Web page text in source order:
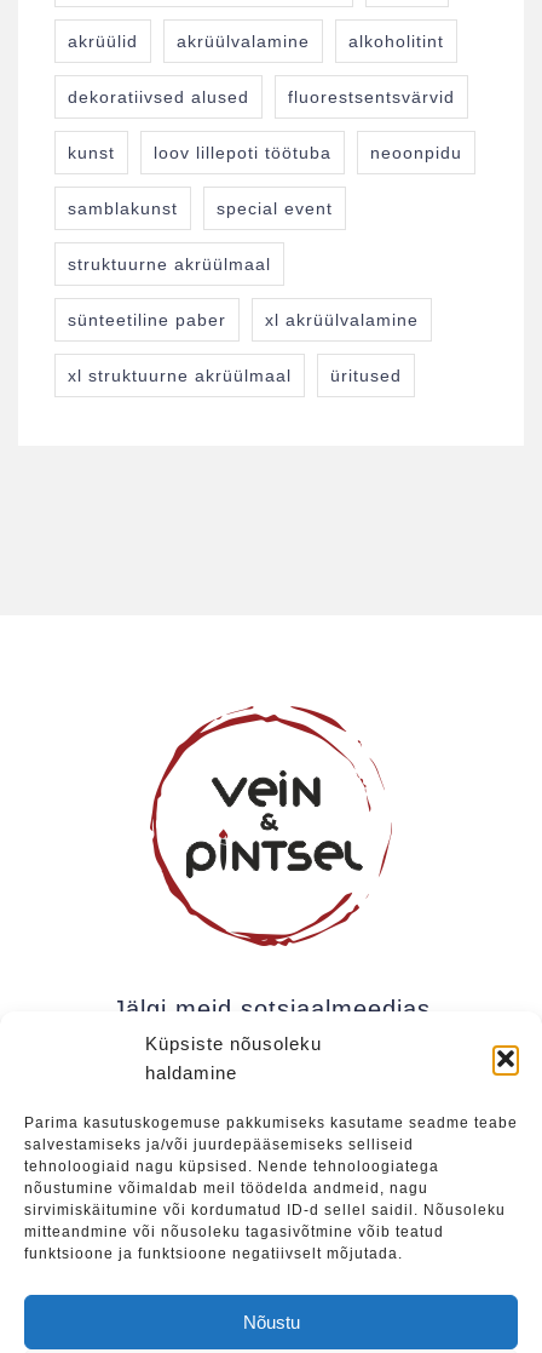
Küpsiste nõusoleku
haldamine
Parima kasutuskogemuse pakkumiseks kasutame seadme teabe
salvestamiseks ja/või juurdepääsemiseks selliseid
tehnoloogiaid nagu küpsised. Nende tehnoloogiatega
nõustumine võimaldab meil töödelda andmeid, nagu
sirvimiskäitumine või kordumatud ID-d sellel saidil. Nõusoleku
mitteandmine või nõusoleku tagasivõtmine võib teatud
funktsioone ja funktsioone negatiivselt mõjutada.
Nõustu
akrüülid akrüülvalamine alkoholitint
dekoratiivsed alused fluorestsentsvärvid
kunst loov lillepoti töötuba neoonpidu
samblakunst special event
struktuurne akrüülmaal
sünteetiline paber xl akrüülvalamine
xl struktuurne akrüülmaal üritused
Jälgi meid sotsiaalmeedias
Kui soovite olla kursis meie uudistega (uued
üritused, eripakkumised jne), soovitame liituda
meie uudiskirjaga.